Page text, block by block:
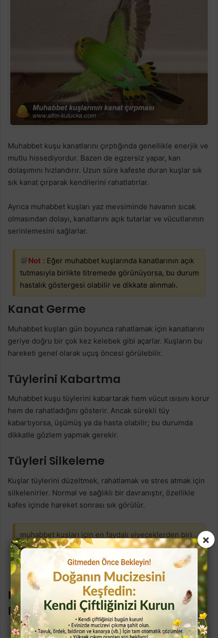
Muhabbet kuşu kanatlarını çırptığında genellikle enerjik ve
mutlu hissediyordur. Bazen de egzersiz yapar, kan
dolaşımını hızlandırır. Uzun süre kafeste duran kuşlar sık
sık kanat çırparak kendilerini rahatlatırlar.
Ayrıca muhabbet kuşları yaz mevsiminde havanın sıcak
olmasından dolayı, kanatlarını açık tutarlar ve vücutlarının
serinlemesini sağlarlar.
Not : Eğer muhabbet kuşlarında kanatlarının açık
tutmasıyla birlikte titremede görünüyorsa, bu durum
hastalık göstergesi olabilir ve dikkate alınmalı.
Kanat Germe
Muhabbet kuşları gün boyunca rahatlamak için kanatlarını
geriye doğru bir çok kez kelebek gibi açarlar. Kuşların bu
hareketi genel olarak uçuş öncesi görülebilir.
Tüylerini Kabartma
Muhabbet kuşu tüylerini kabartarak hem vücut ısısını korur
hem de rahatladığını gösterir. Ancak sürekli tüy
kabartıyorsa, üşümüş ya da hasta olabilir; bu durumda
dikkatle gözlem yapmak gerekir.
Tüyleri Silkeleme
Kuşlar tüylerini düzeltmek, rahatlamak ve stres atmak için
silkelenirler. Normal ve sağlıklı bir davranıştır, özellikle
kafes içinde hareket sonrası sık görülür.
muhabbet kuşları için en faydalı yiyeceklerden biri
çimlendirilmiş buğdaydır. Bu konuda daha detaylı
bilgi edinmek i.in buraya tıklayın :Muhabbet kuşu
İçin Çimlendirilmiş Buğday Faydaları
Muhabbet kuşu Tek Ayak Üstünde
Durma
×